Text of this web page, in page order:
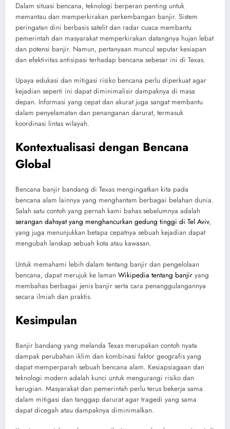
Dalam situasi bencana, teknologi berperan penting untuk
memantau dan memperkirakan perkembangan banjir. Sistem
peringatan dini berbasis satelit dan radar cuaca membantu
pemerintah dan masyarakat memperkirakan datangnya hujan lebat
dan potensi banjir. Namun, pertanyaan muncul seputar kesiapan
dan efektivitas antisipasi terhadap bencana sebesar ini di Texas.
Upaya edukasi dan mitigasi risiko bencana perlu diperkuat agar
kejadian seperti ini dapat diminimalisir dampaknya di masa
depan. Informasi yang cepat dan akurat juga sangat membantu
dalam penyelamatan dan penanganan darurat, termasuk
koordinasi lintas wilayah.
Kontextualisasi dengan Bencana
Global
Bencana banjir bandang di Texas mengingatkan kita pada
bencana alam lainnya yang menghantam berbagai belahan dunia.
Salah satu contoh yang pernah kami bahas sebelumnya adalah
serangan dahsyat yang menghancurkan gedung tinggi di Tel Aviv,
yang juga menunjukkan betapa cepatnya sebuah kejadian dapat
mengubah lanskap sebuah kota atau kawasan.
Untuk memahami lebih dalam tentang banjir dan pengelolaan
bencana, dapat merujuk ke laman Wikipedia tentang banjir yang
membahas berbagai jenis banjir serta cara penanggulangannya
secara ilmiah dan praktis.
Kesimpulan
Banjir bandang yang melanda Texas merupakan contoh nyata
dampak perubahan iklim dan kombinasi faktor geografis yang
dapat memperparah sebuah bencana alam. Kesiapsiagaan dan
teknologi modern adalah kunci untuk mengurangi risiko dan
kerugian. Masyarakat dan pemerintah perlu terus bekerja sama
dalam mitigasi dan tanggap darurat agar tragedi yang sama
dapat dicegah atau dampaknya diminimalkan.